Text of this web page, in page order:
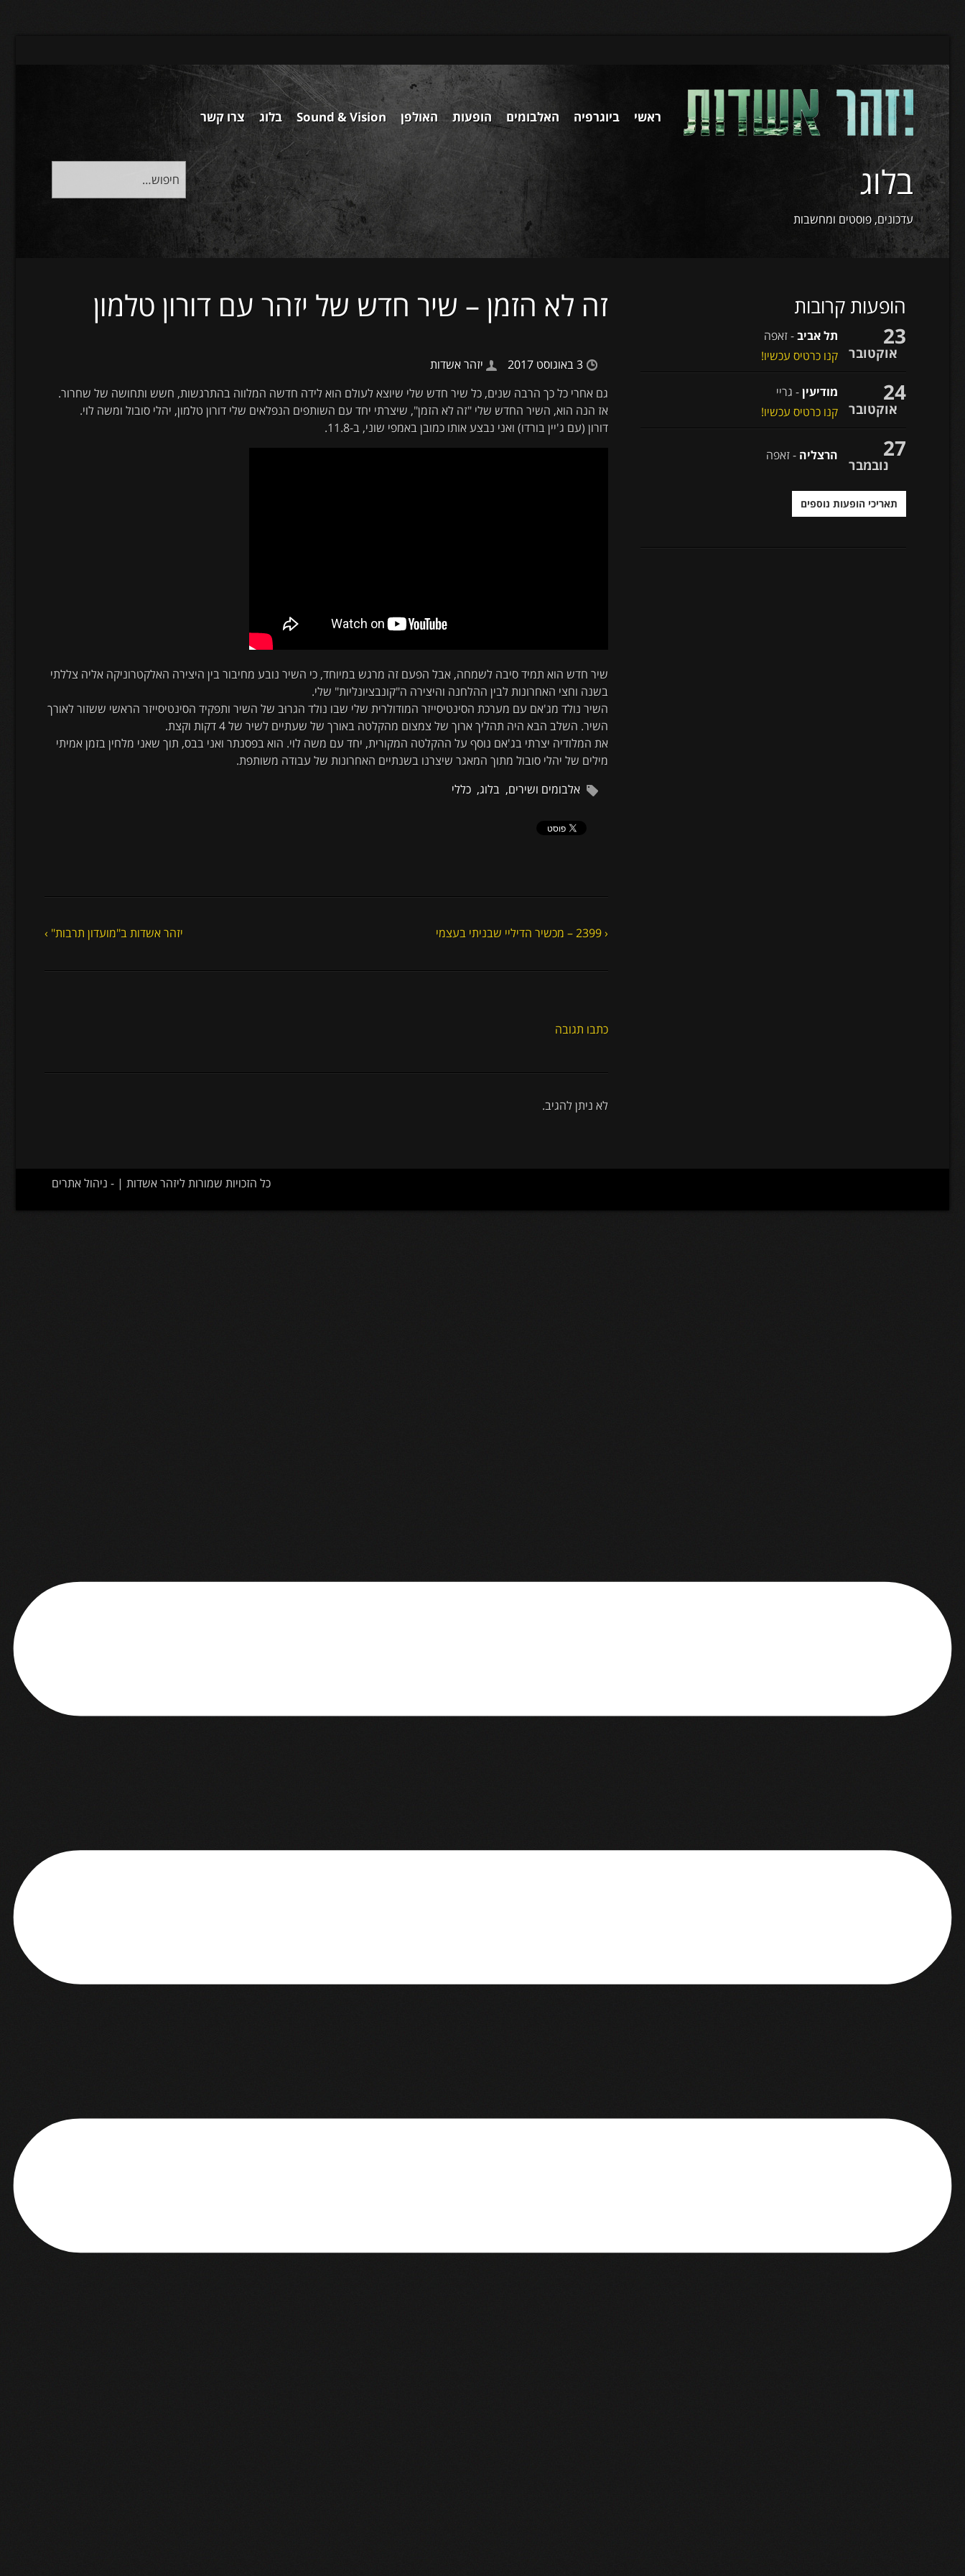
ראשי ביוגרפיה האלבומים הופעות האולפן Sound & Vision בלוג צרו קשר
בלוג
עדכונים, פוסטים ומחשבות
זה לא הזמן – שיר חדש של יזהר עם דורון טלמון
3 באוגוסט 2017
יזהר אשדות
גם אחרי כל כך הרבה שנים, כל שיר חדש שלי שיוצא לעולם הוא לידה חדשה המלווה בהתרגשות, חשש ותחושה של שחרור.
אז הנה הוא, השיר החדש שלי "זה לא הזמן", שיצרתי יחד עם השותפים הנפלאים שלי דורון טלמון, יהלי סובול ומשה לוי.
דורון (עם ג'יין בורדו) ואני נבצע אותו כמובן באמפי שוני, ב-11.8.
שיר חדש הוא תמיד סיבה לשמחה, אבל הפעם זה מרגש במיוחד, כי השיר נובע מחיבור בין היצירה האלקטרוניקה אליה צללתי
בשנה וחצי האחרונות לבין ההלחנה והיצירה ה"קונבציונליות" שלי.
השיר נולד מג'אם עם מערכת הסינטיסייזר המודולרית שלי שבו נולד הגרוּב של השיר ותפקיד הסינטיסייזר הראשי ששזור לאורך
השיר. השלב הבא היה תהליך ארוך של צמצום מהקלטה באורך של שעתיים לשיר של 4 דקות וקצת.
את המלודיה יצרתי בג'אם נוסף על ההקלטה המקורית, יחד עם משה לוי. הוא בפסנתר ואני בבס, תוך שאני מלחין בזמן אמיתי
מילים של יהלי סובול מתוך המאגר שיצרנו בשנתיים האחרונות של עבודה משותפת.
אלבומים ושירים, בלוג, כללי
‹ 2399 – מכשיר הדיליי שבניתי בעצמי יזהר אשדות ב"מועדון תרבות" ›
כתבו תגובה
לא ניתן להגיב.
הופעות קרובות
23
אוקטובר
תל אביב- זאפה
קנו כרטיס עכשיו!
24
אוקטובר
מודיעין- גריי
קנו כרטיס עכשיו!
27
נובמבר
הרצליה - זאפה
תאריכי הופעות נוספים
כל הזכויות שמורות ליזהר אשדות | - ניהול אתרים